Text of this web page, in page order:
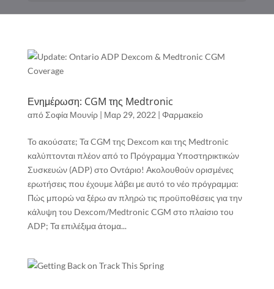
Ενημέρωση: CGM της Medtronic
από Σοφία Μουνίρ| Μαρ 29, 2022 | Φαρμακείο
Το ακούσατε; Τα CGM της Dexcom και της Medtronic
καλύπτονται πλέον από το Πρόγραμμα Υποστηρικτικών
Συσκευών (ADP) στο Οντάριο! Ακολουθούν ορισμένες
ερωτήσεις που έχουμε λάβει με αυτό το νέο πρόγραμμα:
Πώς μπορώ να ξέρω αν πληρώ τις προϋποθέσεις για την
κάλυψη του Dexcom/Medtronic CGM στο πλαίσιο του
ADP; Τα επιλέξιμα άτομα...